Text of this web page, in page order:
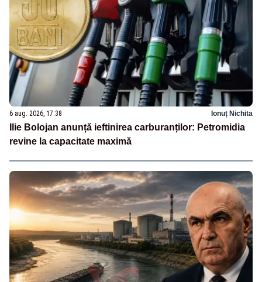
6 aug. 2026, 17:38 Ionuț Nichita
Ilie Bolojan anunță ieftinirea carburanților: Petromidia
revine la capacitate maximă